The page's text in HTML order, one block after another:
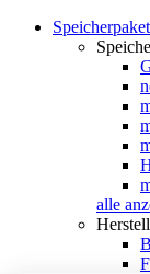
alle